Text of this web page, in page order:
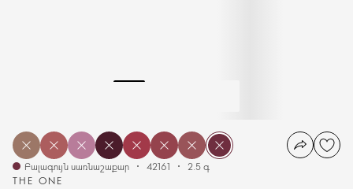
THE ONE
Բալագույն սառնաշաքար 42161 2.5 գ